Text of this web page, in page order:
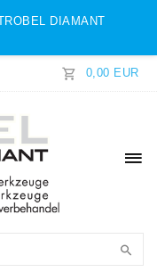
DIAMANT
0,00 EUR